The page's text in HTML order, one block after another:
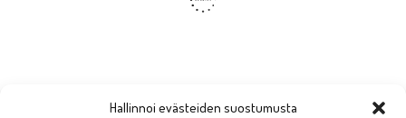
Hallinnoi evästeiden suostumusta